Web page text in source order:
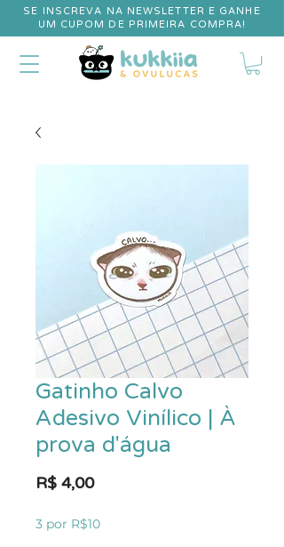
SE INSCREVA NA NEWSLETTER E GANHE
UM CUPOM DE PRIMEIRA COMPRA!
Gatinho Calvo
Adesivo Vinílico | À
prova d'água
R$ 4,00Preço
3 por R$10